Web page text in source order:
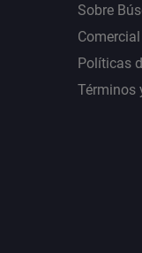
Sobre
Comercial
Políticas
Términos